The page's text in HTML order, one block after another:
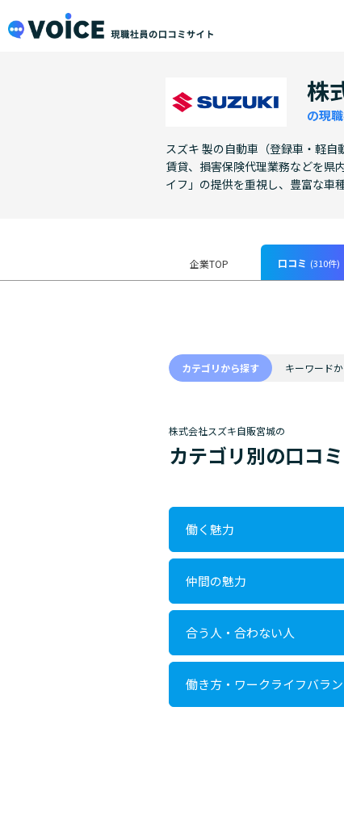
メインコンテンツにスキップ
株
の現
スズキ 製の自動車（登録車・軽
賃貸、損害保険代理業務などを県
イフ」の提供を重視し、豊富な車
企業TOP 口コミ (310件)
カテゴリから探す キーワード
株式会社スズキ自販宮城の
カテゴリ別の口コ
働く魅力
仲間の魅力
合う人・合わない人
働き方・ワークライフバラ